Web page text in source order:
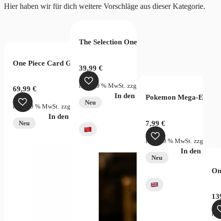
Hier haben wir für dich weitere Vorschläge aus dieser Kategorie.
zzgl. Versandkosten
One Piece Card Game Two Legends OPC08 Display Chinese
69,99€
inkl. 19 % MwSt. zzgl. Versandkosten
In den Warenkorb
Neu
The Selection One Piece Wanted Bag
39,99€
inkl. 19 % MwSt. zzgl.
In den Warenkorb
Neu
Pokemon Mega-
7,99 €
inkl. 19 % MwSt. zzgl.
In den
Neu